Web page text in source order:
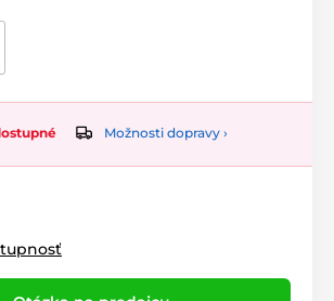
Možnosti dopravy ›